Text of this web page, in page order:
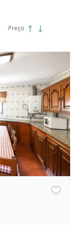
Preço